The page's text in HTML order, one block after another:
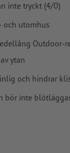
inte tryckt (4/0)
och utomhus
Outdoor-
ytan
och hindrar
bör inte